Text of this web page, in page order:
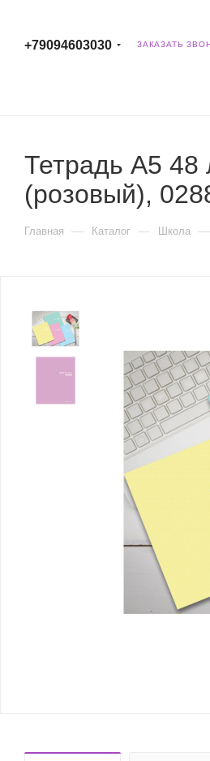
+79094603030 ЗАКАЗАТЬ
Тетрадь А5 48
(розовый),
Главная — Каталог — Школа —